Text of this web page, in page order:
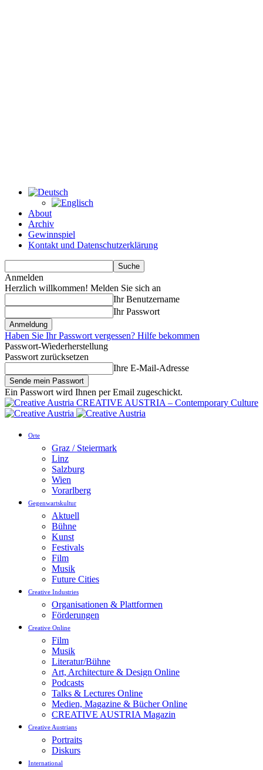
About
Archiv
Gewinnspiel
Kontakt und Datenschutzerklärung
Anmelden
Herzlich willkommen! Melden Sie sich an
Ihr Benutzername
Ihr Passwort
Haben Sie Ihr Passwort vergessen? Hilfe bekommen
Passwort-Wiederherstellung
Passwort zurücksetzen
Ihre E-Mail-Adresse
Ein Passwort wird Ihnen per Email zugeschickt.
CREATIVE AUSTRIA – Contemporary Culture
Orte
Graz / Steiermark
Linz
Salzburg
Wien
Vorarlberg
Gegenwartskultur
Aktuell
Bühne
Kunst
Festivals
Film
Musik
Future Cities
Creative Industries
Organisationen & Plattformen
Förderungen
Creative Online
Film
Musik
Literatur/Bühne
Art, Architecture & Design Online
Podcasts
Talks & Lectures Online
Medien, Magazine & Bücher Online
CREATIVE AUSTRIA Magazin
Creative Austrians
Portraits
Diskurs
International